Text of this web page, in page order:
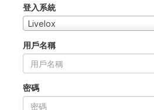
登入系統
Livelox
用戶名稱
密碼